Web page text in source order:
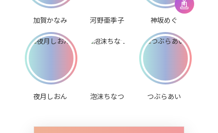
加賀かなみ 河野亜季子 神坂めぐ
夜月しおん 泡沫ちなつ つぶらあい